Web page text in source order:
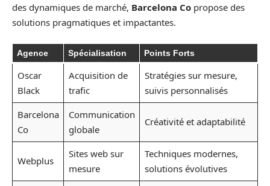
des dynamiques de marché, Barcelona Co propose des
solutions pragmatiques et impactantes.
Agence Spécialisation Points Forts
Oscar
Black
Acquisition de
trafic
Stratégies sur mesure,
suivis personnalisés
Barcelona
Co
Communication
globale
Créativité et adaptabilité
Webplus
Sites web sur
mesure
Techniques modernes,
solutions évolutives